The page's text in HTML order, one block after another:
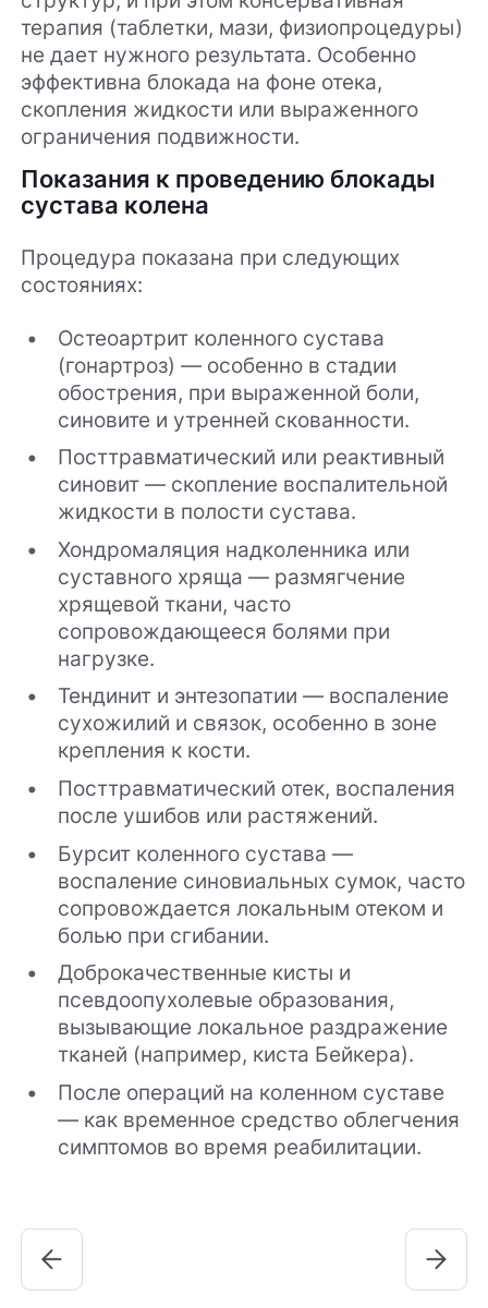
терапия (таблетки, мази, физиопроцедуры)
не дает нужного результата. Особенно
эффективна блокада на фоне отека,
скопления жидкости или выраженного
ограничения подвижности.
Показания к проведению блокады
сустава колена
Процедура показана при следующих
состояниях:
Остеоартрит коленного сустава
(гонартроз) — особенно в стадии
обострения, при выраженной боли,
синовите и утренней скованности.
Посттравматический или реактивный
синовит — скопление воспалительной
жидкости в полости сустава.
Хондромаляция надколенника или
суставного хряща — размягчение
хрящевой ткани, часто
сопровождающееся болями при
нагрузке.
Тендинит и энтезопатии — воспаление
сухожилий и связок, особенно в зоне
крепления к кости.
Посттравматический отек, воспаления
после ушибов или растяжений.
Бурсит коленного сустава —
воспаление синовиальных сумок, часто
сопровождается локальным отеком и
болью при сгибании.
Доброкачественные кисты и
псевдоопухолевые образования,
вызывающие локальное раздражение
тканей (например, киста Бейкера).
После операций на коленном суставе
— как временное средство облегчения
симптомов во время реабилитации.